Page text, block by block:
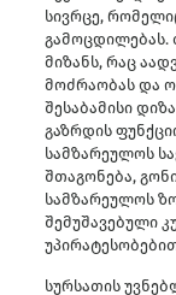
სივრცე,
გამოცდილებას.
მიზანს, რაც
მოძრაობას და
შესაბამისი
გაზრდის
სამზარეულოს
შთაგონება,
სამზარეულოს
შემუშავებული
სურსათის